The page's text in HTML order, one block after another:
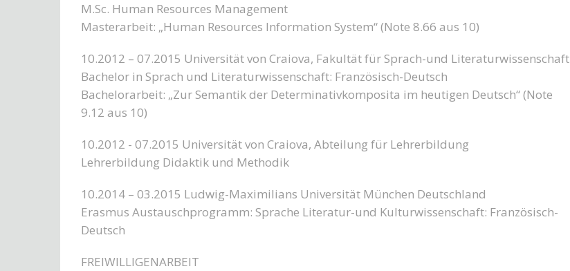
M.Sc. Human Resources Management
Masterarbeit: „Human Resources Information System“ (Note 8.66 aus 10)
10.2012 – 07.2015 Universität von Craiova, Fakultät für Sprach-und Literaturwissenschaft
Bachelor in Sprach und Literaturwissenschaft: Französisch-Deutsch
Bachelorarbeit: „Zur Semantik der Determinativkomposita im heutigen Deutsch“ (Note
9.12 aus 10)
10.2012 - 07.2015 Universität von Craiova, Abteilung für Lehrerbildung
Lehrerbildung Didaktik und Methodik
10.2014 – 03.2015 Ludwig-Maximilians Universität München Deutschland
Erasmus Austauschprogramm: Sprache Literatur-und Kulturwissenschaft: Französisch-
Deutsch
FREIWILLIGENARBEIT